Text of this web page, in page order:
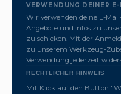
VERWENDUNG DEINER
Wir verwenden deine E-
Angebote und Infos zu
zu schicken. Mit der
zu unserem Werkzeug-
Verwendung jederzeit
RECHTLICHER HINWEIS
Mit Klick auf den Button